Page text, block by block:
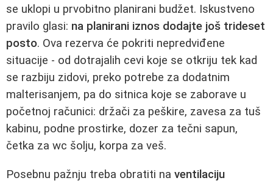
se uklopi u prvobitno planirani budžet. Iskustveno
pravilo glasi: na planirani iznos dodajte još trideset
posto. Ova rezerva će pokriti nepredviđene
situacije - od dotrajalih cevi koje se otkriju tek kad
se razbiju zidovi, preko potrebe za dodatnim
malterisanjem, pa do sitnica koje se zaborave u
početnoj računici: držači za peškire, zavesa za tuš
kabinu, podne prostirke, dozer za tečni sapun,
četka za wc šolju, korpa za veš.
Posebnu pažnju treba obratiti na ventilaciju